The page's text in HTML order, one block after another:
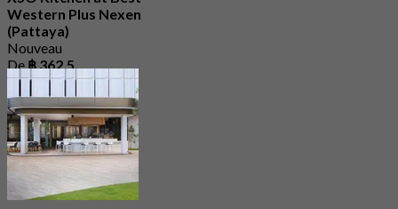
Western Plus Nexen
(Pattaya)
Nouveau
De ฿ 362.5